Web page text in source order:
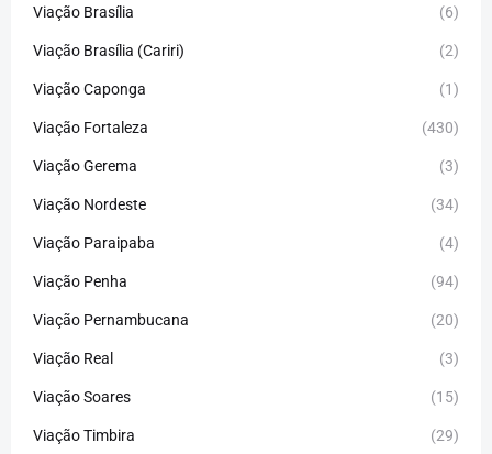
Viação Brasília (6)
Viação Brasília (Cariri) (2)
Viação Caponga (1)
Viação Fortaleza (430)
Viação Gerema (3)
Viação Nordeste (34)
Viação Paraipaba (4)
Viação Penha (94)
Viação Pernambucana (20)
Viação Real (3)
Viação Soares (15)
Viação Timbira (29)